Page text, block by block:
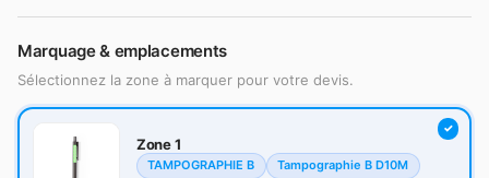
Marquage & emplacements
Sélectionnez la zone à marquer pour votre devis.
Zone 1
TAMPOGRAPHIE B
Tampographie B D10M